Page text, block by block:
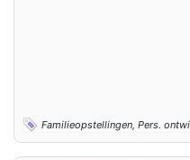
Familieopstellingen, Pers.